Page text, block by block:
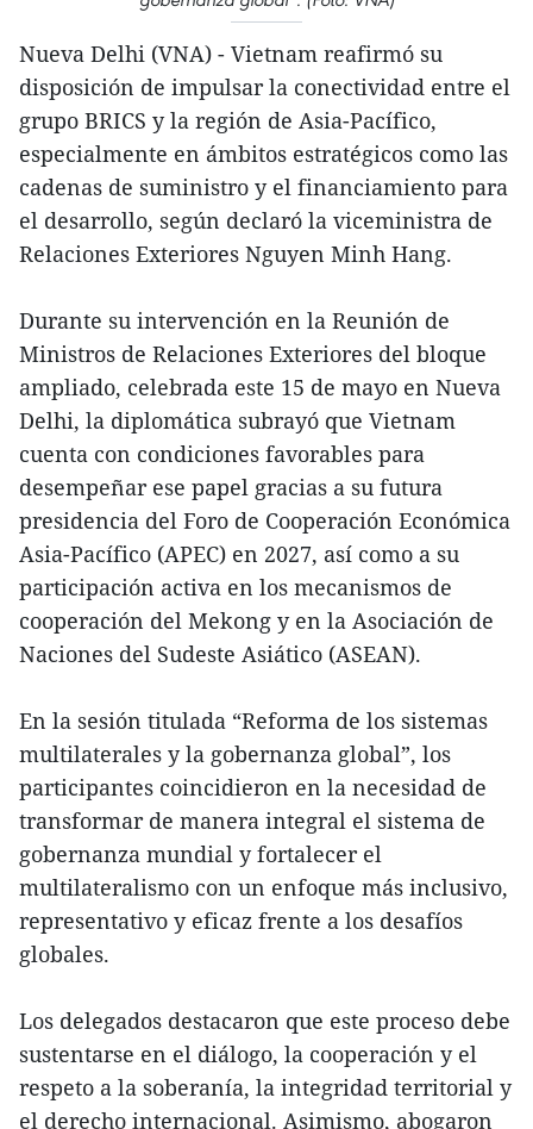
Nueva Delhi (VNA) - Vietnam reafirmó su
disposición de impulsar la conectividad entre el
grupo BRICS y la región de Asia-Pacífico,
especialmente en ámbitos estratégicos como las
cadenas de suministro y el financiamiento para
el desarrollo, según declaró la viceministra de
Relaciones Exteriores Nguyen Minh Hang.
Durante su intervención en la Reunión de
Ministros de Relaciones Exteriores del bloque
ampliado, celebrada este 15 de mayo en Nueva
Delhi, la diplomática subrayó que Vietnam
cuenta con condiciones favorables para
desempeñar ese papel gracias a su futura
presidencia del Foro de Cooperación Económica
Asia-Pacífico (APEC) en 2027, así como a su
participación activa en los mecanismos de
cooperación del Mekong y en la Asociación de
Naciones del Sudeste Asiático (ASEAN).
En la sesión titulada “Reforma de los sistemas
multilaterales y la gobernanza global”, los
participantes coincidieron en la necesidad de
transformar de manera integral el sistema de
gobernanza mundial y fortalecer el
multilateralismo con un enfoque más inclusivo,
representativo y eficaz frente a los desafíos
globales.
Los delegados destacaron que este proceso debe
sustentarse en el diálogo, la cooperación y el
respeto a la soberanía, la integridad territorial y
el derecho internacional. Asimismo, abogaron